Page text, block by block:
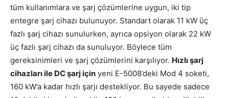
tüm kullanımlara ve şarj çözümlerine uygun, iki tip
entegre şarj cihazı bulunuyor. Standart olarak 11 kW üç
fazlı şarj cihazı sunulurken, ayrıca opsiyon olarak 22 kW
üç fazlı şarj cihazı da sunuluyor. Böylece tüm
gereksinimleri ve şarj çözümlerini karşılıyor. Hızlı şarj
cihazları ile DC şarj için yeni E-5008’deki Mod 4 soketi,
160 kW’a kadar hızlı şarjı destekliyor. Bu sayede sadece